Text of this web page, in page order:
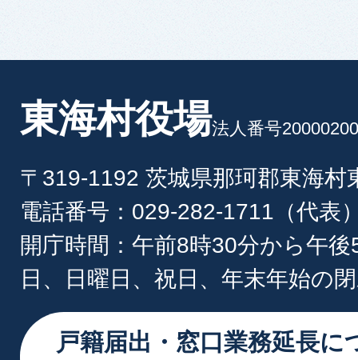
東海村役場法人番号
〒319-1192 茨城県那珂郡東海村
電話番号：029-282-1711（代表
開庁時間：午前8時30分から午
日、日曜日、祝日、年末年始の
戸籍届出・窓口業務延長に